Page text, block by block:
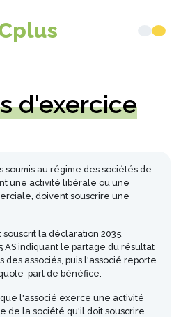
d'exercice
soumis au régime des sociétés de
une activité libérale ou une
doivent souscrire une
la déclaration 2035,
indiquant le partage du résultat
associés, puis l'associé reporte
part de bénéfice.
l'associé exerce une activité
de la société qu'il doit souscrire